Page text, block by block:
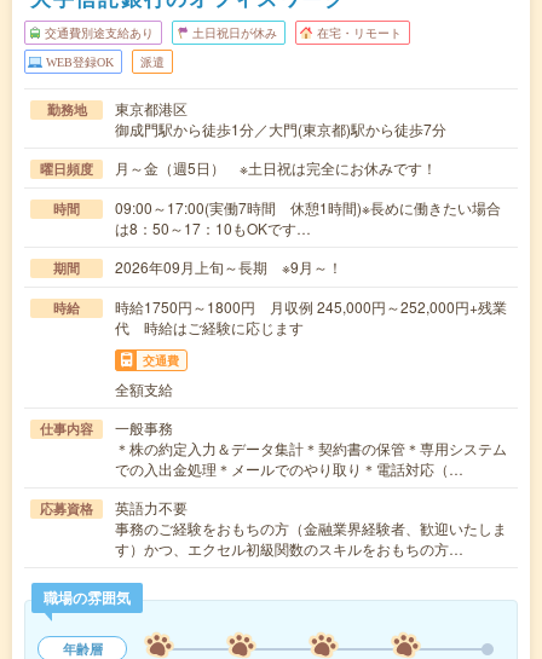
交通費別途支給あり 土日祝日が休み 在宅・リモート
WEB登録OK 派遣
勤務地
東京都港区
御成門駅から徒歩1分／大門(東京都)駅から徒歩7分
曜日頻度 月～金（週5日） ※土日祝は完全にお休みです！
時間
09:00～17:00(実働7時間 休憩1時間)※長めに働きたい場合
は8：50～17：10もOKです…
期間 2026年09月上旬～長期 ※9月～！
時給
時給1750円～1800円 月収例 245,000円～252,000円+残業
代 時給はご経験に応じます
交通費
全額支給
仕事内容
一般事務
＊株の約定入力＆データ集計＊契約書の保管＊専用システム
での入出金処理＊メールでのやり取り＊電話対応（…
応募資格
英語力不要
事務のご経験をおもちの方（金融業界経験者、歓迎いたしま
す）かつ、エクセル初級関数のスキルをおもちの方…
職場の雰囲気
年齢層